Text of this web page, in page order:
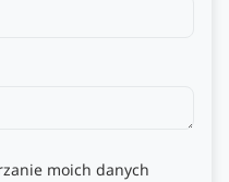
moich danych